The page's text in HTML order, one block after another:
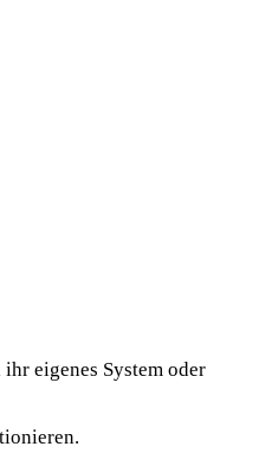
eigenes System oder